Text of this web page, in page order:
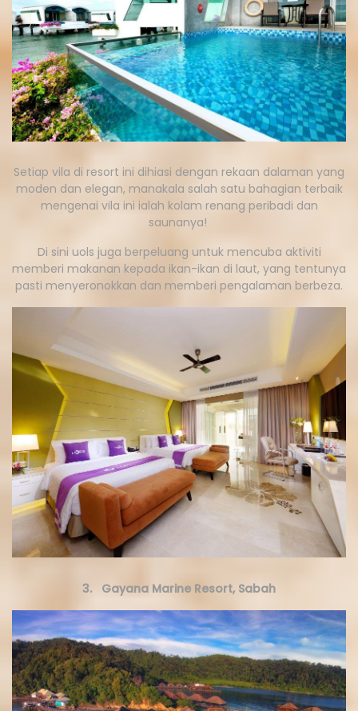
Setiap vila di resort ini dihiasi dengan rekaan dalaman yang
moden dan elegan, manakala salah satu bahagian terbaik
mengenai vila ini ialah kolam renang peribadi dan
saunanya!
Di sini uols juga berpeluang untuk mencuba aktiviti
memberi makanan kepada ikan-ikan di laut, yang tentunya
pasti menyeronokkan dan memberi pengalaman berbeza.
3. Gayana Marine Resort, Sabah